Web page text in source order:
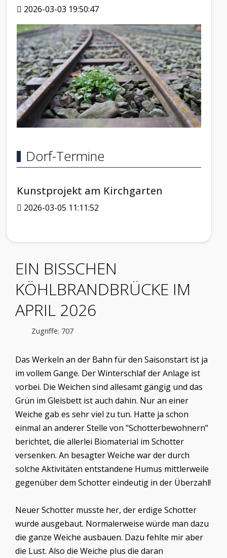
2026-03-03 19:50:47
Dorf-Termine
Kunstprojekt am Kirchgarten
2026-03-05 11:11:52
EIN BISSCHEN
KÖHLBRANDBRÜCKE IM
APRIL 2026
Zugriffe: 707
Das Werkeln an der Bahn für den Saisonstart ist ja
im vollem Gange. Der Winterschlaf der Anlage ist
vorbei. Die Weichen sind allesamt gängig und das
Grün im Gleisbett ist auch dahin. Nur an einer
Weiche gab es sehr viel zu tun. Hatte ja schon
einmal an anderer Stelle von "Schotterbewohnern"
berichtet, die allerlei Biomaterial im Schotter
versenken. An besagter Weiche war der durch
solche Aktivitäten entstandene Humus mittlerweile
gegenüber dem Schotter eindeutig in der Überzahl!
Neuer Schotter musste her, der erdige Schotter
wurde ausgebaut. Normalerweise würde man dazu
die ganze Weiche ausbauen. Dazu fehlte mir aber
die Lust. Also die Weiche plus die daran